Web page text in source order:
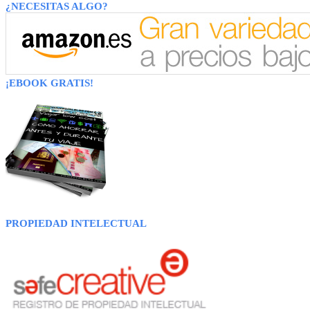
¿NECESITAS ALGO?
¡EBOOK GRATIS!
PROPIEDAD INTELECTUAL